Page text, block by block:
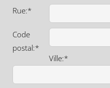
Rue:*
Code
postal:*
Ville:*